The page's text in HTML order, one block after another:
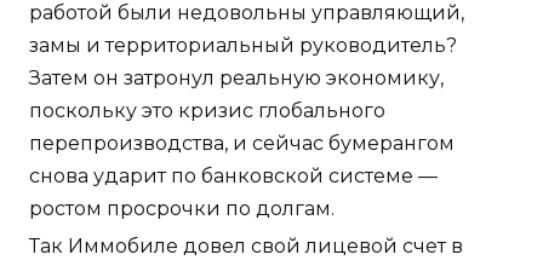
работой были недовольны управляющий,
замы и территориальный руководитель?
Затем он затронул реальную экономику,
поскольку это кризис глобального
перепроизводства, и сейчас бумерангом
снова ударит по банковской системе —
ростом просрочки по долгам.
Так Иммобиле довел свой лицевой счет в